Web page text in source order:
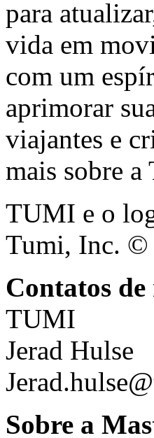
para
vida em
com um
aprimorar
viajantes e
mais sobre
TUMI e o
Tumi, Inc. ©
Contatos
TUMI
Jerad Hulse
Sobre a